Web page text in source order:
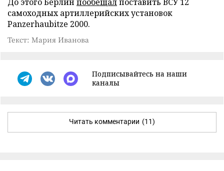
До этого Берлин пообещалпоставить ВСУ 12
самоходных артиллерийских установок
Panzerhaubitze 2000.
Текст: Мария Иванова
Подписывайтесь на наши
каналы
Читать комментарии (11)